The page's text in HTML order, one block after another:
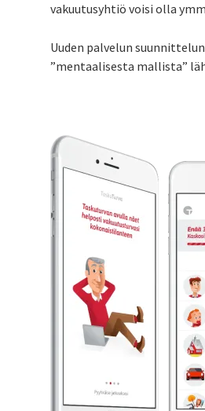
vakuutusyhtiö voisi olla
Uuden palvelun
”mentaalisesta mallista”